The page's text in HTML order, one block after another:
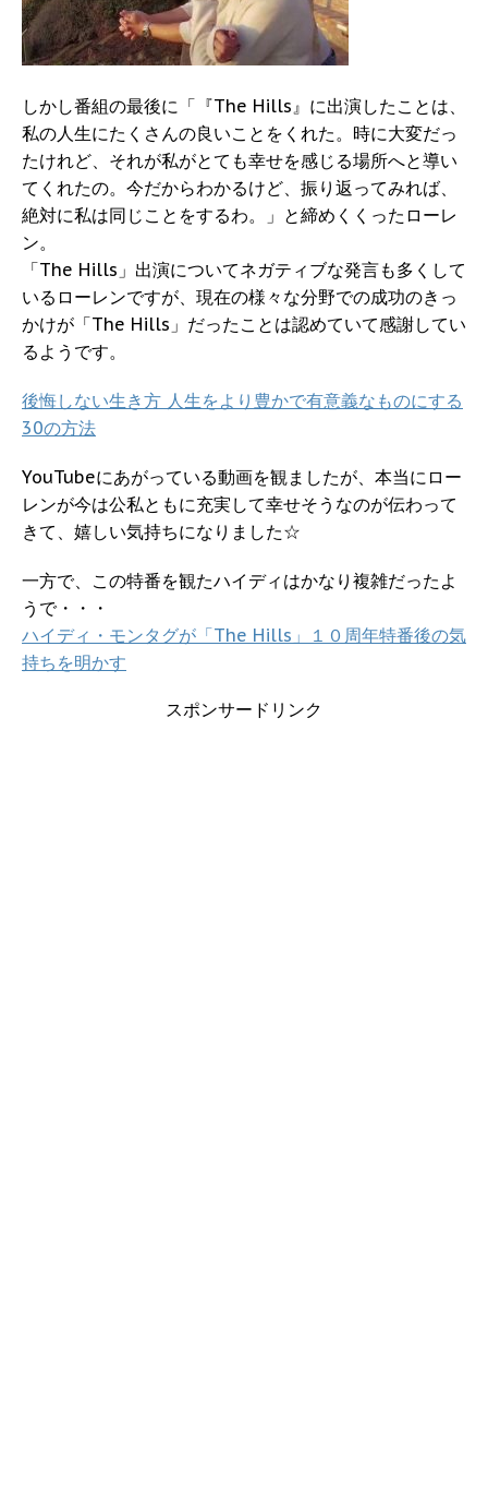
しかし番組の最後に「『The Hills』に出演したことは、
私の人生にたくさんの良いことをくれた。時に大変だっ
たけれど、それが私がとても幸せを感じる場所へと導い
てくれたの。今だからわかるけど、振り返ってみれば、
絶対に私は同じことをするわ。」と締めくくったローレ
ン。
「The Hills」出演についてネガティブな発言も多くして
いるローレンですが、現在の様々な分野での成功のきっ
かけが「The Hills」だったことは認めていて感謝してい
るようです。
後悔しない生き方 人生をより豊かで有意義なものにする
30の方法
YouTubeにあがっている動画を観ましたが、本当にロー
レンが今は公私ともに充実して幸せそうなのが伝わって
きて、嬉しい気持ちになりました☆
一方で、この特番を観たハイディはかなり複雑だったよ
うで・・・
ハイディ・モンタグが「The Hills」１０周年特番後の気
持ちを明かす
スポンサードリンク